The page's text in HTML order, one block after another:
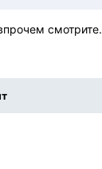
смотрите.